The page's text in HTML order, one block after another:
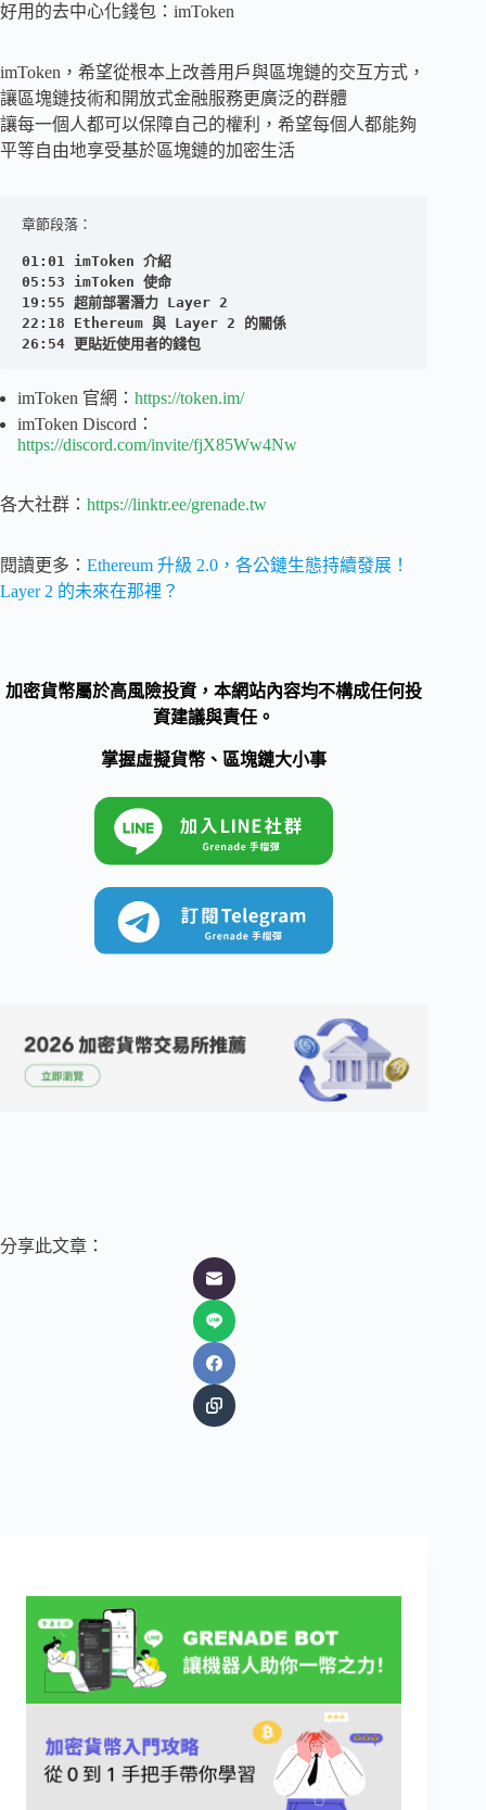
好用的去中心化錢包：imToken
imToken，希望從根本上改善用戶與區塊鏈的交互方式，
讓區塊鏈技術和開放式金融服務更廣泛的群體
讓每一個人都可以保障自己的權利，希望每個人都能夠
平等自由地享受基於區塊鏈的加密生活
章節段落：
01:01 imToken 介紹
05:53 imToken 使命
19:55 超前部署潛力 Layer 2
22:18 Ethereum 與 Layer 2 的關係
26:54 更貼近使用者的錢包
imToken 官網： https://token.im/
imToken Discord：
https://discord.com/invite/fjX85Ww4Nw
各大社群： https://linktr.ee/grenade.tw
閱讀更多： Ethereum 升級 2.0，各公鏈生態持續發展！
Layer 2 的未來在那裡？
加密貨幣屬於高風險投資，本網站內容均不構成任何投
資建議與責任。
掌握虛擬貨幣、區塊鏈大小事
分享此文章：